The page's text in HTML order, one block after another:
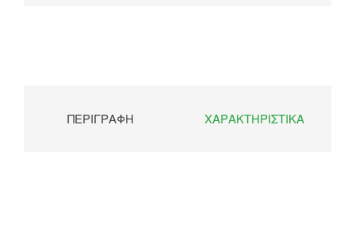
ΠΕΡΙΓΡΑΦΉ ΧΑΡΑΚΤΗΡΙΣΤΙΚΆ